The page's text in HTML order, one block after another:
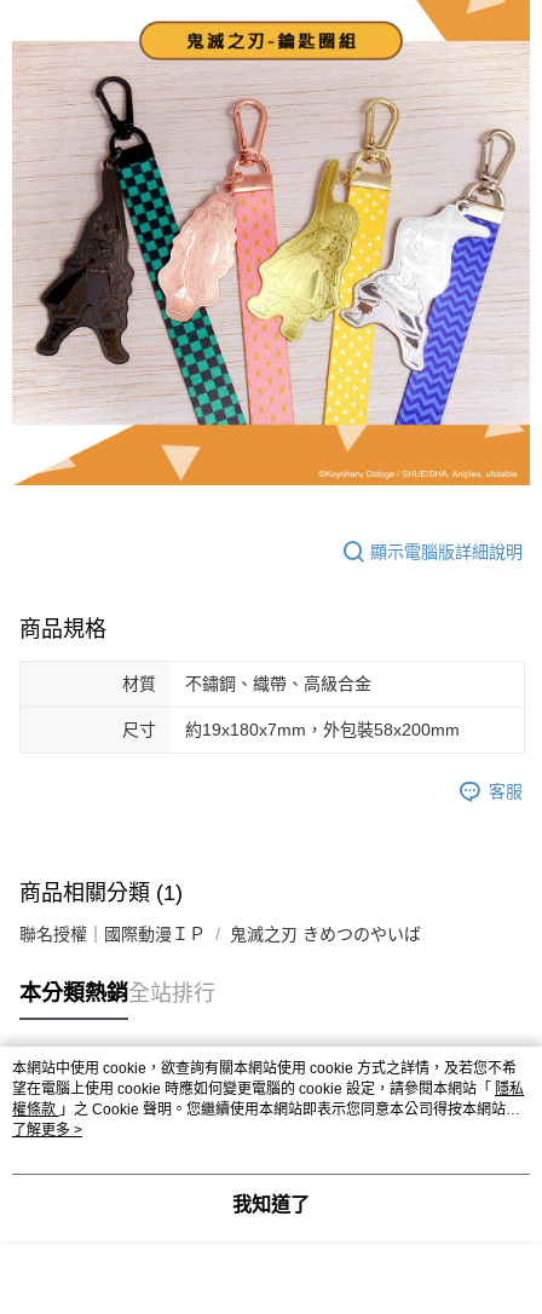
顯示電腦版詳細說明
商品規格
材質 不鏽鋼、織帶、高級合金
尺寸 約19x180x7mm，外包裝58x200mm
客服
商品相關分類 (1)
聯名授權｜國際動漫ＩＰ 鬼滅之刃 きめつのやいば
本分類熱銷全站排行
熱門標籤
本網站中使用 cookie，欲查詢有關本網站使用 cookie 方式之詳情，及若您不希
望在電腦上使用 cookie 時應如何變更電腦的 cookie 設定，請參閱本網站「 隱私
權條款 」之 Cookie 聲明。您繼續使用本網站即表示您同意本公司得按本網站使
用條款之 Cookie 聲明使用 cookie。
了解更多 >
我知道了